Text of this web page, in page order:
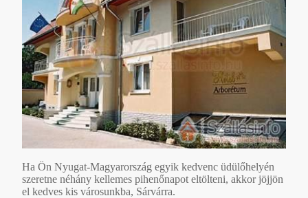
Ha Ön Nyugat-Magyarország egyik kedvenc üdülőhelyén
szeretne néhány kellemes pihenőnapot eltölteni, akkor jöjjön
el kedves kis városunkba, Sárvárra.